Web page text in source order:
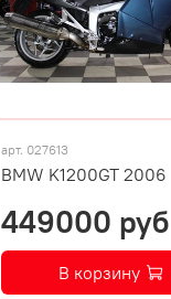
арт. 027613
BMW K1200GT 2006
449000 руб
В корзину